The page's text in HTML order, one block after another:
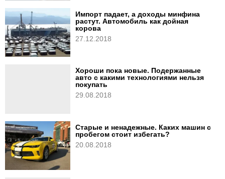
Импорт падает, а доходы минфина
растут. Автомобиль как дойная
корова
27.12.2018
Хороши пока новые. Подержанные
авто с какими технологиями нельзя
покупать
29.08.2018
Старые и ненадежные. Каких машин с
пробегом стоит избегать?
20.08.2018